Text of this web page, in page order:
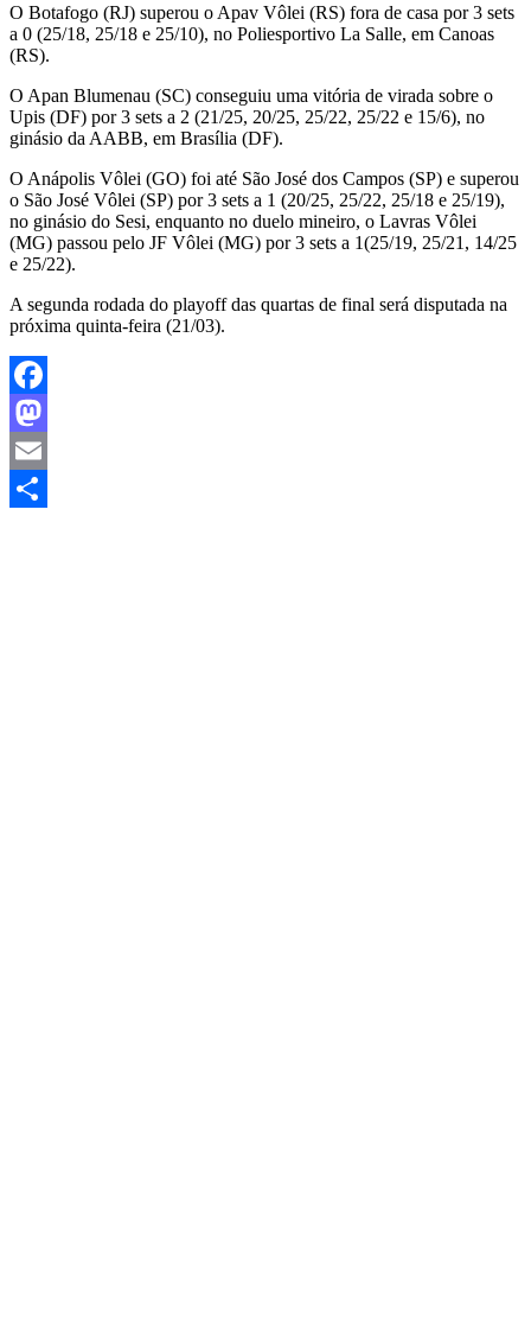
O Botafogo (RJ) superou o Apav Vôlei (RS) fora de casa por 3 sets
a 0 (25/18, 25/18 e 25/10), no Poliesportivo La Salle, em Canoas
(RS).
O Apan Blumenau (SC) conseguiu uma vitória de virada sobre o
Upis (DF) por 3 sets a 2 (21/25, 20/25, 25/22, 25/22 e 15/6), no
ginásio da AABB, em Brasília (DF).
O Anápolis Vôlei (GO) foi até São José dos Campos (SP) e superou
o São José Vôlei (SP) por 3 sets a 1 (20/25, 25/22, 25/18 e 25/19),
no ginásio do Sesi, enquanto no duelo mineiro, o Lavras Vôlei
(MG) passou pelo JF Vôlei (MG) por 3 sets a 1(25/19, 25/21, 14/25
e 25/22).
A segunda rodada do playoff das quartas de final será disputada na
próxima quinta-feira (21/03).
Facebook
Mastodon
Email